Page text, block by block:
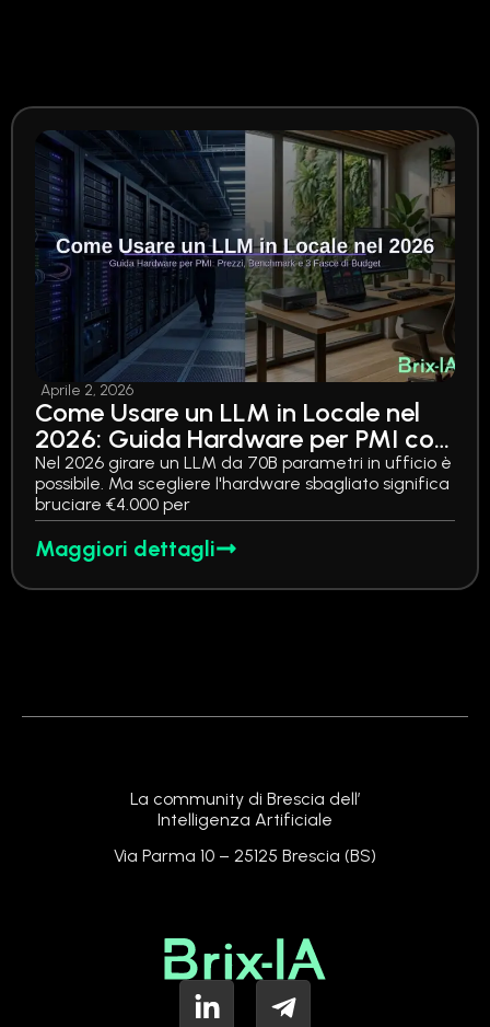
Aprile 2, 2026
Come Usare un LLM in Locale nel
2026: Guida Hardware per PMI con
Prezzi, Benchmark e 3 Fasce di
Budget
Nel 2026 girare un LLM da 70B parametri in ufficio è
possibile. Ma scegliere l'hardware sbagliato significa
bruciare €4.000 per
Maggiori dettagli
La community di Brescia dell’
Intelligenza Artificiale
Via Parma 10 – 25125 Brescia (BS)